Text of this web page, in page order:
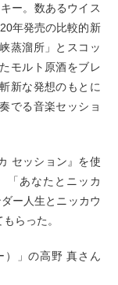
ー。数あるウイス
年発売の比較的新
蒸溜所」とスコッ
モルト原酒をブレ
新な発想のもとに
でる音楽セッショ
セッション』を使
「あなたとニッカ
ー人生とニッカウ
らった。
）」の高野 真さん